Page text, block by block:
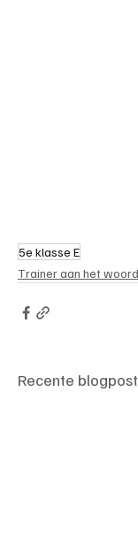
5e klasse E
Trainer aan het woord
Recente